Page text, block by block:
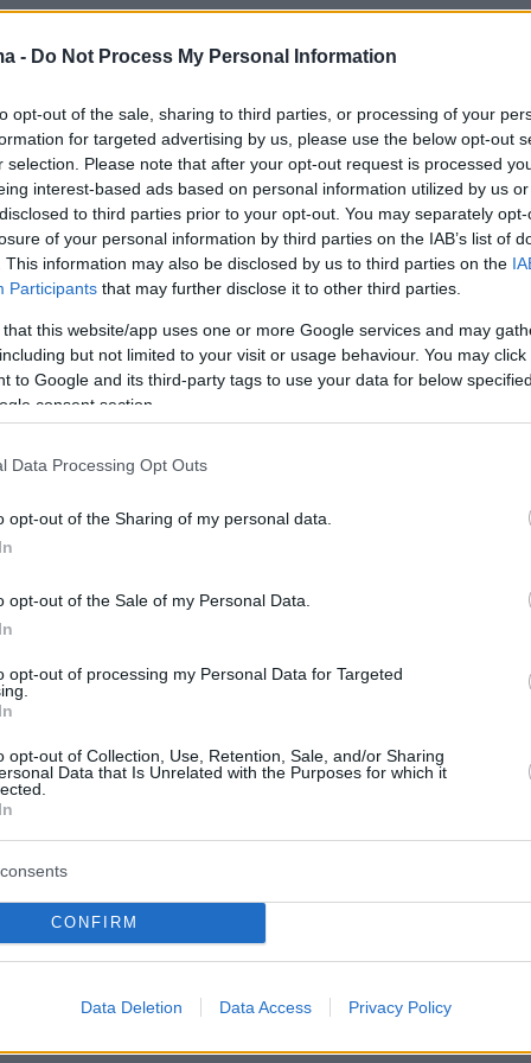
- Do Not Process My Personal Information
opt-out of the sale, sharing to third parties, or processing of your
for targeted advertising by us, please use the below opt-out
selection. Please note that after your opt-out request is processed
interest-based ads based on personal information utilized by us
to third parties prior to your opt-out. You may separately
of your personal information by third parties on the IAB’s list of
This information may also be disclosed by us to third parties on the
Participants that may further disclose it to other third parties.
that this website/app uses one or more Google services and may
but not limited to your visit or usage behaviour. You may
to Google and its third-party tags to use your data for below
consent section.
Data Processing Opt Outs
opt-out of the Sharing of my personal data.
opt-out of the Sale of my Personal Data.
opt-out of processing my Personal Data for Targeted
opt-out of Collection, Use, Retention, Sale, and/or Sharing
Data that Is Unrelated with the Purposes for which it
CONFIRM
Data Deletion Data Access Privacy Policy
διπλό κλικ στην εικόνα τίποτα δεν θα
εικονιδίου οδηγούσε σε πολλούς
περιείχαν γυμνό υλικότης Βικτόρια, το
εν αγνοία της από μυστικές κάμερες
σπίτι τους.
σε πορνογραφικές ιστοσελίδες
δεν σταμάτησε εκεί. Ο 57χρονος
είχε πάρει στιγμιότυπα από το υλικό και τα
σε πορνογραφικές ιστοσελίδες,
Facebook, προκειμένου να δώσει την
γυμνή».
στο στομάχι»,λέει η Βικτόρια.«Αυτός
που αγαπούσα και εμπιστευόμουν - και μέσα
όλα αυτά είχαν καταρρεύσει με τον πιο
was Mr Right, but then I found a camera hidden
pic.twitter.com/LuSAXoTqKk
(@DTNNEWUpdates) May 16, 2023